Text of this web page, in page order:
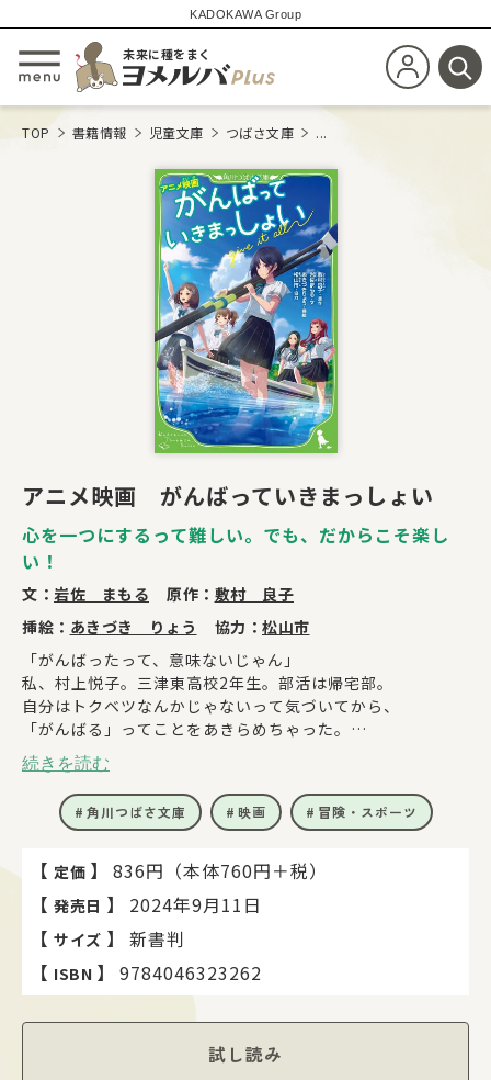
KADOKAWA Group
メニューを開閉する
未来に種をまく
新規会員登
検
TOP 書籍情報 児童文庫 つばさ文庫 ...
アニメ映画 がんばっていきまっしょい
心を一つにするって難しい。でも、だからこそ楽し
い！
文： 岩佐 まもる 原作： 敷村 良子
挿絵： あきづき りょう 協力： 松山市
「がんばったって、意味ないじゃん」
私、村上悦子。三津東高校2年生。部活は帰宅部。
自分はトクベツなんかじゃないって気づいてから、
「がんばる」ってことをあきらめちゃった。
転校生のリー、幼馴染のヒメと一緒にボート部に
入ったけど、最初はすぐユーレイ部員になるつもりだった。
でも、みんなと一緒にいるうちに、
気づいたら本気になっていて……。
感動まちがいなし！ 話題の映画ノベライズ！
続きを読む
角川つばさ文庫 映画 冒険・スポーツ
【 定価 】
836円（本体760円＋税）
【 発売日 】
2024年9月11日
【 サイズ 】
新書判
【 ISBN 】 9784046323262
試し読み